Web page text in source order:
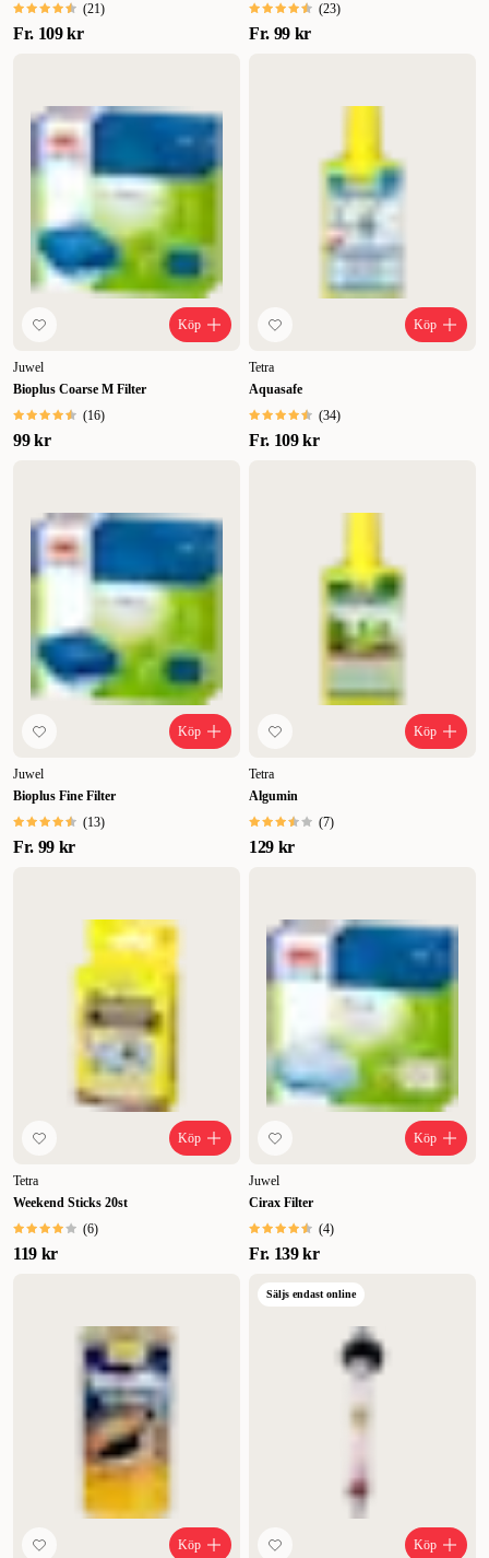
(21)
Fr. 109 kr
(23)
Fr. 99 kr
Köp
Juwel
Bioplus Coarse M Filter
(16)
99 kr
Köp
Tetra
Aquasafe
(34)
Fr. 109 kr
Köp
Juwel
Bioplus Fine Filter
(13)
Fr. 99 kr
Köp
Tetra
Algumin
(7)
129 kr
Köp
Tetra
Weekend Sticks 20st
(6)
119 kr
Köp
Juwel
Cirax Filter
(4)
Fr. 139 kr
Köp
Säljs endast online
Köp